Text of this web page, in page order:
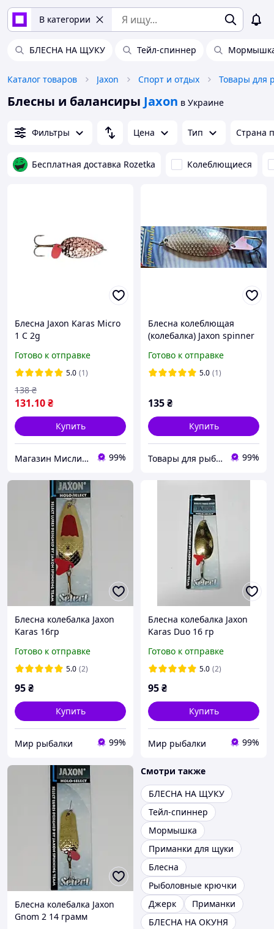
В категории
БЛЕСНА НА ЩУКУ Тейл-спиннер
Каталог товаров Jaxon Спорт и отдых Товары для
Блесны и балансиры Jaxon в Украине
Фильтры Цена Тип Страна
Бесплатная доставка Rozetka Колеблющиеся
Блесна Jaxon Karas Micro
1 C 2g
Готово к отправке
5.0 (1)
131.10₴
138 ₴
Купить
Магазин Мисливець 99%
Блесна колеблющая
(колебалка) Jaxon spinner
Готово к отправке
5.0 (1)
135₴
Купить
Товары для рыбалки. ЧП Рыбальченко 99%
Блесна колебалка Jaxon
Karas 16гр
Готово к отправке
5.0 (2)
95₴
Купить
Мир рыбалки 99%
Блесна колебалка Jaxon
Karas Duo 16 гр
Готово к отправке
5.0 (2)
95₴
Купить
Мир рыбалки 99%
Блесна колебалка Jaxon
Gnom 2 14 грамм
Смотри также
БЛЕСНА НА ЩУКУ
Тейл-спиннер
Мормышка
Приманки для щуки
Блесна
Рыболовные крючки
Джерк
Приманки
БЛЕСНА НА ОКУНЯ